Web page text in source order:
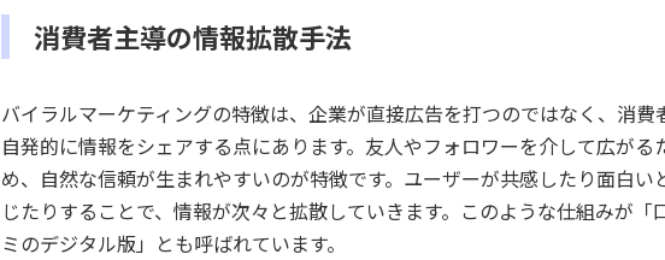
消費者主導の情報拡散手法
バイラルマーケティングの特徴は、企業が直接広告を打つのではなく、消費
自発的に情報をシェアする点にあります。友人やフォロワーを介して広がる
め、自然な信頼が生まれやすいのが特徴です。ユーザーが共感したり面白い
じたりすることで、情報が次々と拡散していきます。このような仕組みが「
ミのデジタル版」とも呼ばれています。